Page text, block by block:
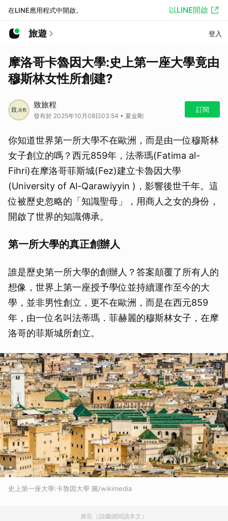
在LINE應用程式中開啟。 以LINE開啟
旅遊 登入
摩洛哥卡魯因大學:史上第一座大學竟由
穆斯林女性所創建?
致旅程
發布於 2025年10月08日03:54 • 夏金剛
訂閱
你知道世界第一所大學不在歐洲，而是由一位穆斯林
女子創立的嗎？西元859年，法蒂瑪(Fatima al-
Fihri)在摩洛哥菲斯城(Fez)建立卡魯因大學
(University of Al-Qarawiyyin )，影響後世千年。這
位被歷史忽略的「知識聖母」，用商人之女的身份，
開啟了世界的知識傳承。
第一所大學的真正創辦人
誰是歷史第一所大學的創辦人？答案顛覆了所有人的
想像，世界上第一座授予學位並持續運作至今的大
學，並非男性創立，更不在歐洲，而是在西元859
年，由一位名叫法蒂瑪．菲赫麗的穆斯林女子，在摩
洛哥的菲斯城所創立。
史上第一座大學:卡魯因大學 圖/wikimedia
廣告（請繼續閱讀本文）